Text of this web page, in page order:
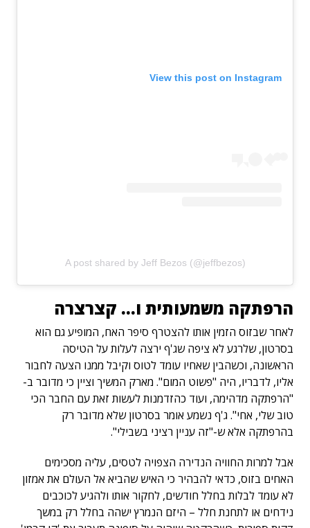
View this post on Instagram
A post shared by Jeff Bezos (@jeffbezos)
הרפתקה משמעותית ו… קצרצרה
לאחר שבזוס הזמין אותו להצטרף סיפר האח, המופיע גם הוא
בסרטון, שלרגע לא ציפה שג'ף ירצה לעלות על הטיסה
הראשונה, וכשהבין שאחיו עומד לטוס וקיבל ממנו הצעה לחבור
אליו, לדבריו, היה "פשוט המום". מארק המשיך וציין כי מדובר ב-
"הרפתקה מדהימה, ועוד כהזדמנות לעשות זאת עם החבר הכי
טוב שלי, אחי". ג'ף נשמע אומר בסרטון שלא מדובר רק
בהרפתקה אלא ש-"זה עניין רציני בשבילי".
אבל למרות החוויה הנדירה הצפויה לטסים, עליה מסכימים
האחים בזוס, כדאי להבהיר כי האיש שהביא אל העולם את אמזון
לא עומד לבלות בחלל חודשים, לחקור אותו ולהגיע לכוכבים
נידחים או לתחנת חלל – היזם הנמרץ ישהה בחלל רק במשך